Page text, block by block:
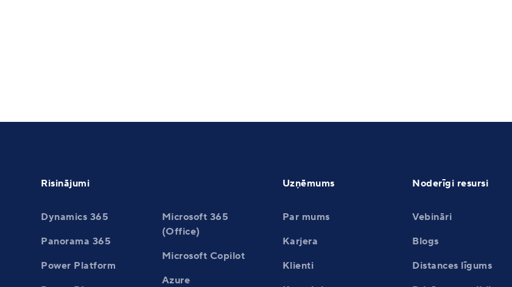
Risinājumi
Dynamics 365
Microsoft 365
(Office)
Panorama 365
Microsoft Copilot
Power Platform
Azure
Uzņēmums
Par mums
Karjera
Klienti
Noderīgi resursi
Vebināri
Blogs
Distances līgums